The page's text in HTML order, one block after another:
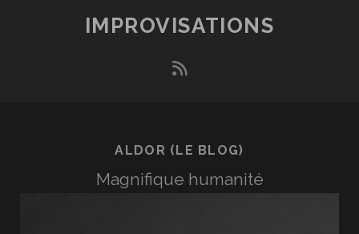
IMPROVISATIONS
rss
ALDOR (LE BLOG)
Magnifique humanité